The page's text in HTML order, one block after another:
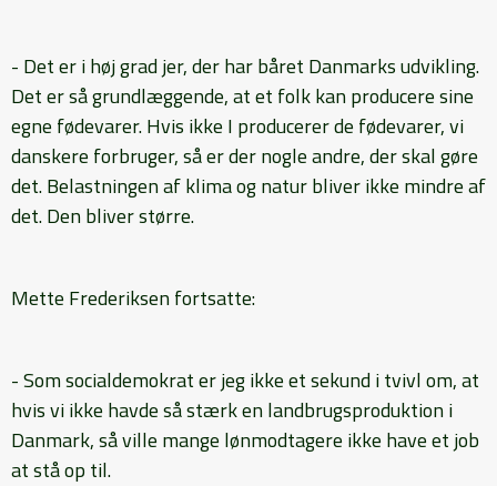
- Det er i høj grad jer, der har båret Danmarks udvikling.
Det er så grundlæggende, at et folk kan producere sine
egne fødevarer. Hvis ikke I producerer de fødevarer, vi
danskere forbruger, så er der nogle andre, der skal gøre
det. Belastningen af klima og natur bliver ikke mindre af
det. Den bliver større.
Mette Frederiksen fortsatte:
- Som socialdemokrat er jeg ikke et sekund i tvivl om, at
hvis vi ikke havde så stærk en landbrugsproduktion i
Danmark, så ville mange lønmodtagere ikke have et job
at stå op til.